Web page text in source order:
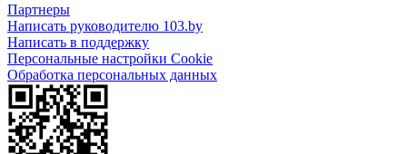
Партнеры
Написать руководителю 103.by
Написать в поддержку
Персональные настройки Cookie
Обработка персональных данных